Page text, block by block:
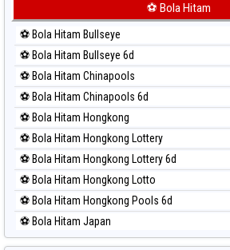
⚽ Bola Merah Kuda Lari
⚽ Bola Merah Magnum Cambodia
⚽ Bola Merah Nagoya
⚽ Bola Merah North Carolina Day
⚽ Bola Merah Pcso
⚽ Bola Merah Sao Paulo
⚽ Bola Merah Singapore
⚽ Bola Merah Sydney
⚽ Bola Merah Sydney Lottery
⚽ Bola Merah Sydney Lottery 6d
⚽ Bola Merah Sydney Lotto
⚽ Bola Hitam
⚽ Bola Hitam Bullseye
⚽ Bola Hitam Bullseye 6d
⚽ Bola Hitam Chinapools
⚽ Bola Hitam Chinapools 6d
⚽ Bola Hitam Hongkong
⚽ Bola Hitam Hongkong Lottery
⚽ Bola Hitam Hongkong Lottery 6d
⚽ Bola Hitam Hongkong Lotto
⚽ Bola Hitam Hongkong Pools 6d
⚽ Bola Hitam Japan
⚽ Bola Hitam Japan 6d